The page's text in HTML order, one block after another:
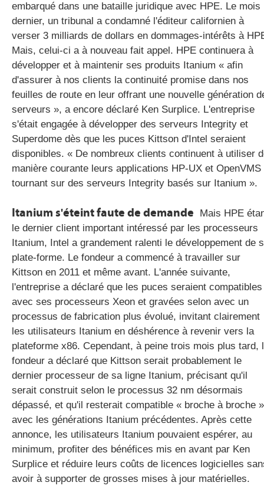
embarqué dans une bataille juridique avec HPE. Le mois
dernier, un tribunal a condamné l'éditeur californien à
verser 3 milliards de dollars en dommages-intérêts à
Mais, celui-ci a à nouveau fait appel. HPE continuera à
développer et à maintenir ses produits Itanium « afin
d'assurer à nos clients la continuité promise dans nos
feuilles de route en leur offrant une nouvelle génération
serveurs », a encore déclaré Ken Surplice. L'entreprise
s'était engagée à développer des serveurs Integrity et
Superdome dès que les puces Kittson d'Intel seraient
disponibles. « De nombreux clients continuent à utiliser
manière courante leurs applications HP-UX et OpenVMS
tournant sur des serveurs Integrity basés sur Itanium ».
Itanium s'éteint faute de demande Mais HPE
le dernier client important intéressé par les processeurs
Itanium, Intel a grandement ralenti le développement de
plate-forme. Le fondeur a commencé à travailler sur
Kittson en 2011 et même avant. L'année suivante,
l'entreprise a déclaré que les puces seraient compatibles
avec ses processeurs Xeon et gravées selon avec un
processus de fabrication plus évolué, invitant clairement
les utilisateurs Itanium en déshérence à revenir vers la
plateforme x86. Cependant, à peine trois mois plus tard,
fondeur a déclaré que Kittson serait probablement le
dernier processeur de sa ligne Itanium, précisant qu'il
serait construit selon le processus 32 nm désormais
dépassé, et qu'il resterait compatible « broche à broche »
avec les générations Itanium précédentes. Après cette
annonce, les utilisateurs Itanium pouvaient espérer, au
minimum, profiter des bénéfices mis en avant par Ken
Surplice et réduire leurs coûts de licences logicielles
avoir à supporter de grosses mises à jour matérielles.